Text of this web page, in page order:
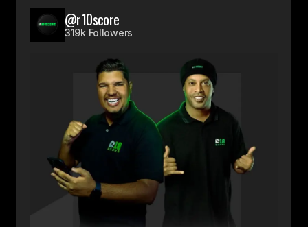
@r10score
319k Followers